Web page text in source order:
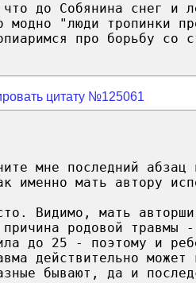
до Собянина снег и
модно "люди тропинки
про борьбу со
цитату №125061
мне последний
именно мать автору
Видимо, мать
причина родовой
до 25 - поэтому и
действительно
бывают, да и